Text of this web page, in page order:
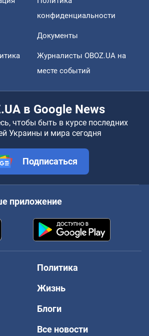
конфиденциальности
Документы
Журналисты OBOZ.UA на
месте событий
в Google News
чтобы быть в курсе последних
Украины и мира сегодня
Подписаться
приложение
Политика
Жизнь
Блоги
Все новости